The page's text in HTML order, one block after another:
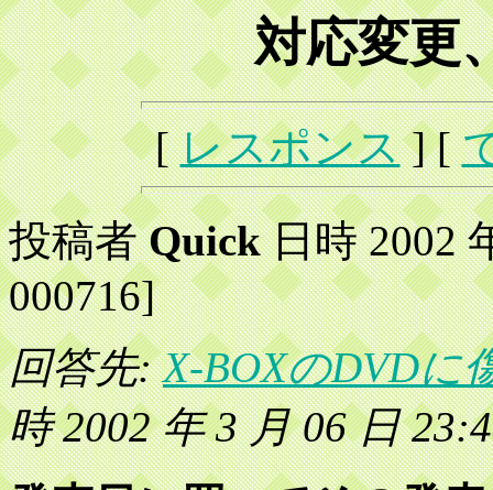
対応変更
[レスポンス] [
投稿者Quick日時 2002
000716]
回答先:X-BOXのDVDに
時 2002 年 3 月 06 日